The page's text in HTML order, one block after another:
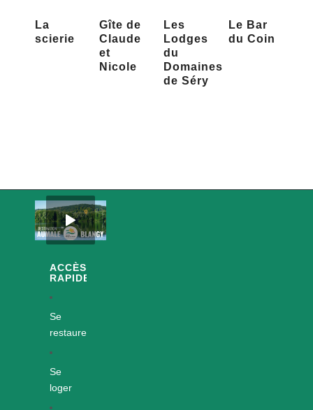
La
scierie
Gîte de
Claude
et
Nicole
Les
Lodges
du
Domaines
de Séry
Le Bar
du Coin
ACCÈS
RAPIDES
Se
restaurer
Se
loger